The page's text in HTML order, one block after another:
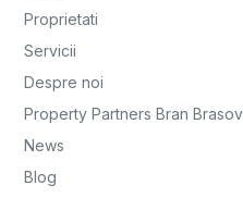
Proprietati
Servicii
Despre noi
Property Partners Bran Brasov
News
Blog